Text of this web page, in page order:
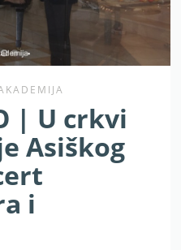
| U crkvi
Asiškog
i